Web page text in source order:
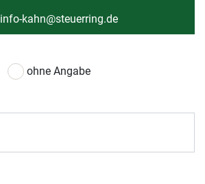
info-kahn@steuerring.de
ohne Angabe